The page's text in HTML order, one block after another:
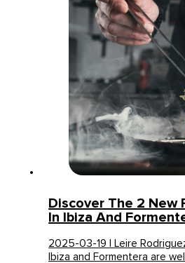
Discover The 2 New
In Ibiza And
2025-03-19 | Leire
Ibiza and Formentera are